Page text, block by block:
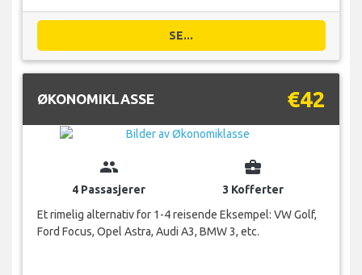
SE...
ØKONOMIKLASSE €42
group
4 Passasjerer
business_center
3 Kofferter
Et rimelig alternativ for 1-4 reisende Eksempel: VW Golf,
Ford Focus, Opel Astra, Audi A3, BMW 3, etc.